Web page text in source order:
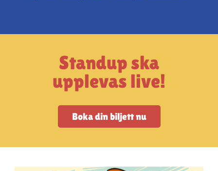
Klubbar
Kontakta oss
Standup ska
upplevas live!
Boka din biljett nu